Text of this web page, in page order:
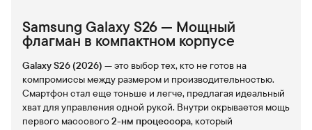
Samsung Galaxy S26 — Мощный
флагман в компактном корпусе
Galaxy S26 (2026) — это выбор тех, кто не готов на
компромиссы между размером и производительностью.
Смартфон стал еще тоньше и легче, предлагая идеальный
хват для управления одной рукой. Внутри скрывается мощь
первого массового2-нм процессора, который